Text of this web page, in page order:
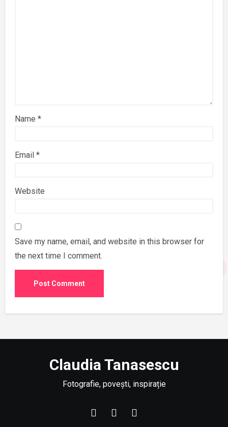
Name*
Email*
Website
Save my name, email, and website in this browser for
the next time I comment.
Claudia Tanasescu
Fotografie, povești, inspirație